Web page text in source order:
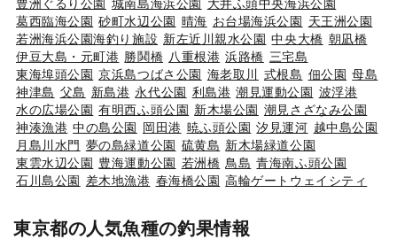
豊洲ぐるり公園 城南島海浜公園 大井ふ頭中央海浜公園
葛西臨海公園 砂町水辺公園 晴海 お台場海浜公園 天王洲公園
若洲海浜公園海釣り施設 新左近川親水公園 中央大橋 朝凪橋
伊豆大島・元町港 勝鬨橋 八重根港 浜路橋 三宅島
東海埠頭公園 京浜島つばさ公園 海老取川 式根島 佃公園 母島
神津島 父島 新島港 永代公園 利島港 潮見運動公園 波浮港
水の広場公園 有明西ふ頭公園 新木場公園 潮見さざなみ公園
神湊漁港 中の島公園 岡田港 暁ふ頭公園 汐見運河 越中島公園
月島川水門 夢の島緑道公園 硫黄島 新木場緑道公園
東雲水辺公園 豊海運動公園 若洲橋 鳥島 青海南ふ頭公園
石川島公園 差木地漁港 春海橋公園 高輪ゲートウェイシティ
東京都の人気魚種の釣果情報